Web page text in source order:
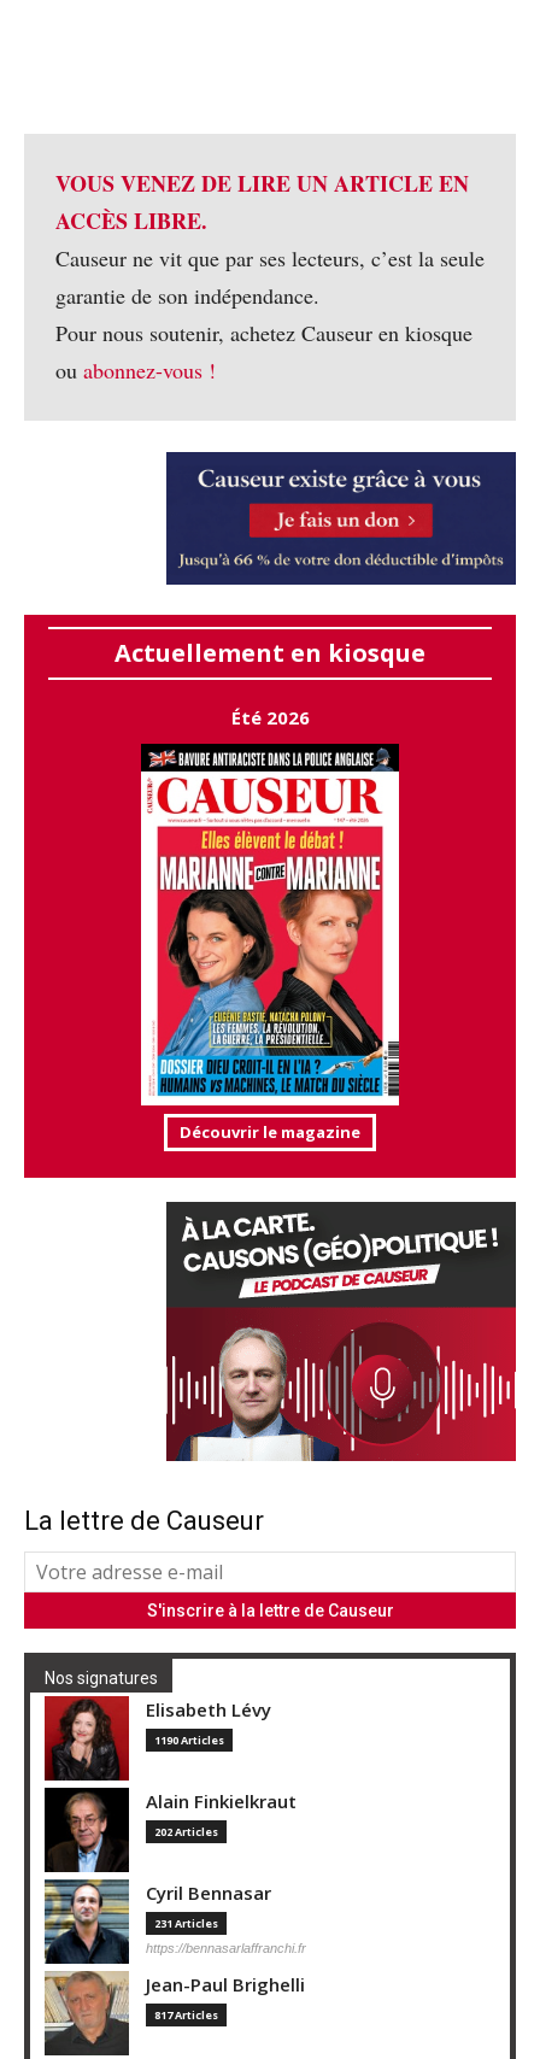
VOUS VENEZ DE LIRE UN ARTICLE EN
ACCÈS LIBRE.
Causeur ne vit que par ses lecteurs, c’est la seule
garantie de son indépendance.
Pour nous soutenir, achetez Causeur en kiosque
ou abonnez-vous !
Actuellement en kiosque
Été 2026
Découvrir le magazine
La lettre de Causeur
Nos signatures
Elisabeth Lévy
1190 Articles
Alain Finkielkraut
202 Articles
Cyril Bennasar
231 Articles
https://bennasarlaffranchi.fr
Jean-Paul Brighelli
817 Articles